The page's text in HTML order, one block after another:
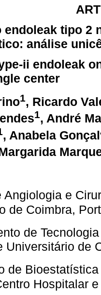
endoleak tipo 2
análise
ii endoleak
center
1, Ricardo
1, André
, Anabela
Angiologia e
de Coimbra,
de
Universitário de
de
Hospitalar